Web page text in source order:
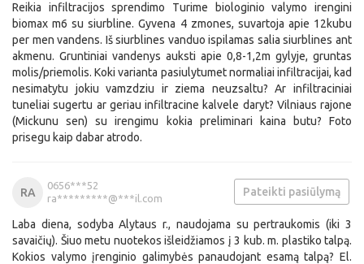
Reikia infiltracijos sprendimo Turime biologinio valymo irengini
biomax m6 su siurbline. Gyvena 4 zmones, suvartoja apie 12kubu
per men vandens. Iš siurblines vanduo ispilamas salia siurblines ant
akmenu. Gruntiniai vandenys auksti apie 0,8-1,2m gylyje, gruntas
molis/priemolis. Koki varianta pasiulytumet normaliai infiltracijai, kad
nesimatytu jokiu vamzdziu ir ziema neuzsaltu? Ar infiltraciniai
tuneliai sugertu ar geriau infiltracine kalvele daryt? Vilniaus rajone
(Mickunu sen) su irengimu kokia preliminari kaina butu? Foto
prisegu kaip dabar atrodo.
RA
0656***52
ra*********@***il.com
Pateikti pasiūlymą
Laba diena, sodyba Alytaus r., naudojama su pertraukomis (iki 3
savaičių). Šiuo metu nuotekos išleidžiamos į 3 kub. m. plastiko talpą.
Kokios valymo įrenginio galimybės panaudojant esamą talpą? El.